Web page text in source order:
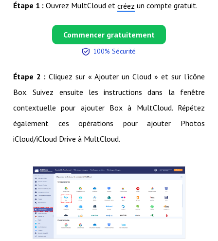
Étape 1 : Ouvrez MultCloud et créez un compte gratuit.
Commencer gratuitement
100% Sécurité
Étape 2 : Cliquez sur « Ajouter un Cloud » et sur l'icône
Box. Suivez ensuite les instructions dans la fenêtre
contextuelle pour ajouter Box à MultCloud. Répétez
également ces opérations pour ajouter Photos
iCloud/iCloud Drive à MultCloud.